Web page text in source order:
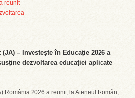
– Investește în Educație 2026 a
dezvoltarea educației aplicate
România 2026 a reunit, la Ateneul Român,